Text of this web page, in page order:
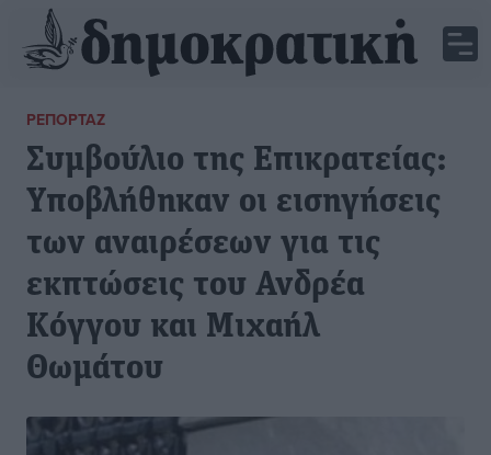
ΡΕΠΟΡΤΆΖ
Συμβούλιο της Επικρατείας:
Υποβλήθηκαν οι εισηγήσεις
των αναιρέσεων για τις
εκπτώσεις του Ανδρέα
Κόγγου και Μιχαήλ
Θωμάτου